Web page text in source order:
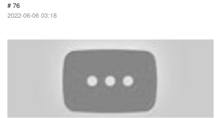
# 76
2022-06-06 03:18